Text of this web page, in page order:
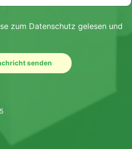
zum Datenschutz gelesen und
senden